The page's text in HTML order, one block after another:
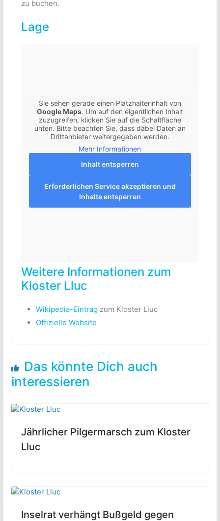
zu buchen.
Lage
Sie sehen gerade einen Platzhalterinhalt von
Google Maps. Um auf den eigentlichen Inhalt
zuzugreifen, klicken Sie auf die Schaltfläche
unten. Bitte beachten Sie, dass dabei Daten an
Drittanbieter weitergegeben werden.
Mehr Informationen
Inhalt entsperren
Erforderlichen Service akzeptieren und
Inhalte entsperren
Weitere Informationen zum
Kloster Lluc
Wikipedia-Eintrag zum Kloster Lluc
Offizielle Website
Das könnte Dich auch
interessieren
Jährlicher Pilgermarsch zum Kloster
Lluc
Inselrat verhängt Bußgeld gegen